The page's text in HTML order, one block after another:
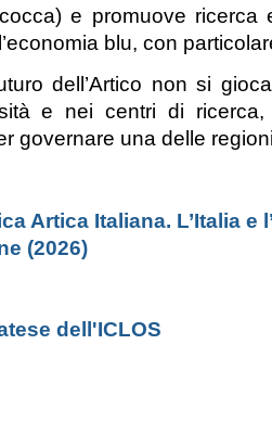
e promuove
blu, con
dell’Artico non si
e nei centri di
governare una delle
Artica Italiana. L’Italia
(2026)
dell'ICLOS